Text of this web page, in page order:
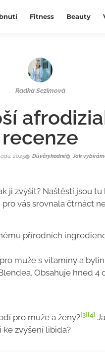
Fitness Beauty
Radka Sezimová
recenze
2025 Důvěryhodné Jak
ji zvýšit? Naštěstí jsou
vás srovnala čtrnáct
přírodních
muže s vitamíny a
Obsahuje hned
pro muže a ženy?[3] [4]
zvýšení libida?